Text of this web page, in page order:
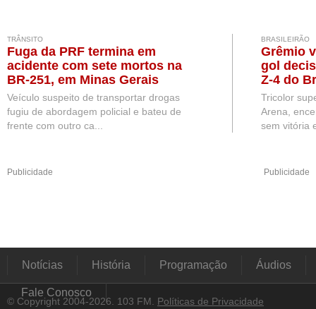
TRÂNSITO
Fuga da PRF termina em
acidente com sete mortos na
BR-251, em Minas Gerais
Veículo suspeito de transportar drogas
fugiu de abordagem policial e bateu de
frente com outro ca...
BRASILEIRÃO
Grêmio
gol
Z-4 do
Tricolor
Arena,
sem vitória
Publicidade Publicidade
Notícias História Programação Áudios
Fale Conosco
© Copyright 2004-2026. 103 FM. Políticas de Privacidade